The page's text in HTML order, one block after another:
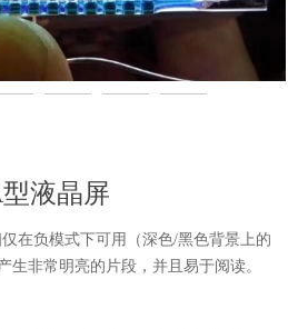
液晶屏
在负模式下可用（深色/黑色背景上的
生非常明亮的片段，并且易于阅读。